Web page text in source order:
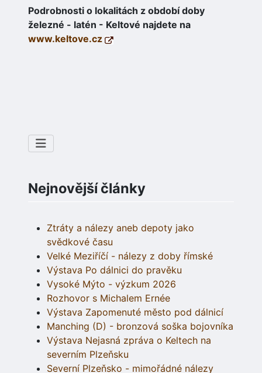
Podrobnosti o lokalitách z období doby
železné - latén - Keltové najdete na
www.keltove.cz
Nejnovější články
Ztráty a nálezy aneb depoty jako
svědkové času
Velké Meziříčí - nálezy z doby římské
Výstava Po dálnici do pravěku
Vysoké Mýto - výzkum 2026
Rozhovor s Michalem Ernée
Výstava Zapomenuté město pod dálnicí
Manching (D) - bronzová soška bojovníka
Výstava Nejasná zpráva o Keltech na
severním Plzeňsku
Severní Plzeňsko - mimořádné nálezy